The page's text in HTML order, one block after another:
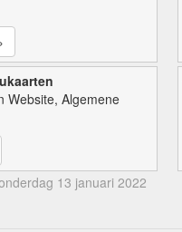
Website, Algemene
13 januari 2022